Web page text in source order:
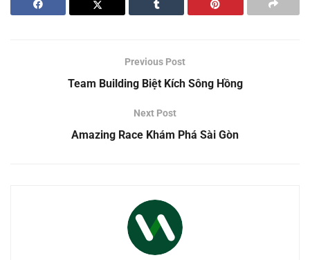
Previous Post
Team Building Biệt Kích Sông Hồng
Next Post
Amazing Race Khám Phá Sài Gòn